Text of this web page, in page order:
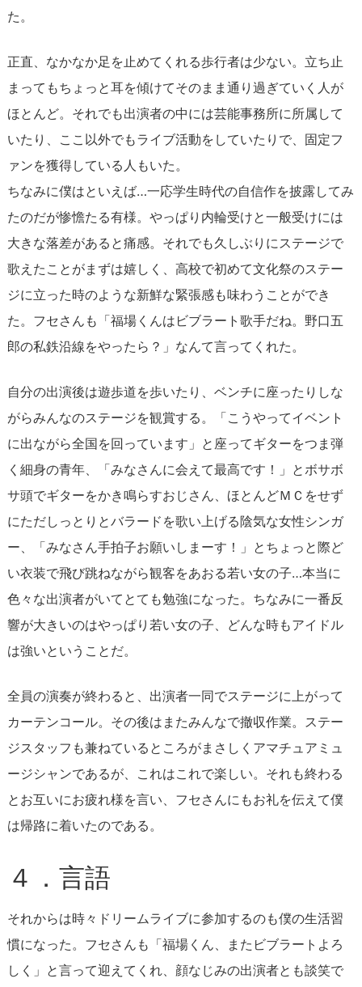
た。
正直、なかなか足を止めてくれる歩行者は少ない。立ち止
まってもちょっと耳を傾けてそのまま通り過ぎていく人が
ほとんど。それでも出演者の中には芸能事務所に所属して
いたり、ここ以外でもライブ活動をしていたりで、固定フ
ァンを獲得している人もいた。
ちなみに僕はといえば…一応学生時代の自信作を披露してみ
たのだが惨憺たる有様。やっぱり内輪受けと一般受けには
大きな落差があると痛感。それでも久しぶりにステージで
歌えたことがまずは嬉しく、高校で初めて文化祭のステー
ジに立った時のような新鮮な緊張感も味わうことができ
た。フセさんも「福場くんはビブラート歌手だね。野口五
郎の私鉄沿線をやったら？」なんて言ってくれた。
自分の出演後は遊歩道を歩いたり、ベンチに座ったりしな
がらみんなのステージを観賞する。「こうやってイベント
に出ながら全国を回っています」と座ってギターをつま弾
く細身の青年、「みなさんに会えて最高です！」とボサボ
サ頭でギターをかき鳴らすおじさん、ほとんどＭＣをせず
にただしっとりとバラードを歌い上げる陰気な女性シンガ
ー、「みなさん手拍子お願いしまーす！」とちょっと際ど
い衣装で飛び跳ねながら観客をあおる若い女の子…本当に
色々な出演者がいてとても勉強になった。ちなみに一番反
響が大きいのはやっぱり若い女の子、どんな時もアイドル
は強いということだ。
全員の演奏が終わると、出演者一同でステージに上がって
カーテンコール。その後はまたみんなで撤収作業。ステー
ジスタッフも兼ねているところがまさしくアマチュアミュ
ージシャンであるが、これはこれで楽しい。それも終わる
とお互いにお疲れ様を言い、フセさんにもお礼を伝えて僕
は帰路に着いたのである。
４．言語
それからは時々ドリームライブに参加するのも僕の生活習
慣になった。フセさんも「福場くん、またビブラートよろ
しく」と言って迎えてくれ、顔なじみの出演者とも談笑で